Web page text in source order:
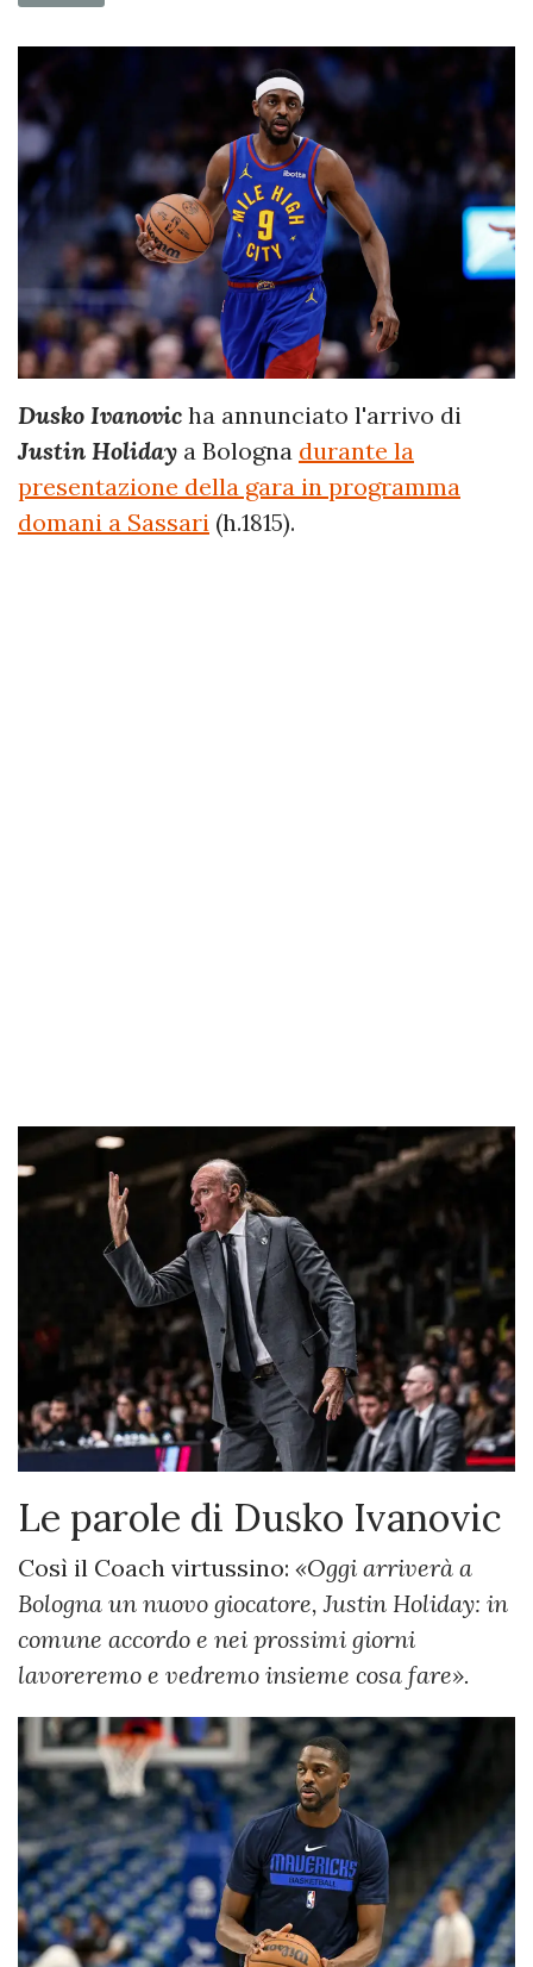
Dusko Ivanovic ha annunciato l'arrivo di
Justin Holiday a Bologna durante la
presentazione della gara in programma
domani a Sassari (h.1815).
Le parole di Dusko Ivanovic
Così il Coach virtussino: «Oggi arriverà a
Bologna un nuovo giocatore, Justin Holiday: in
comune accordo e nei prossimi giorni
lavoreremo e vedremo insieme cosa fare».